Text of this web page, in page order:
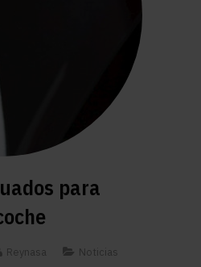
para
Reynasa
Noticias